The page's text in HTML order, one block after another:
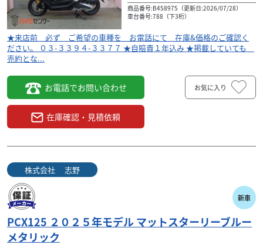
商品番号:B458975（更新日:2026/07/28）
車台番号:788（下3桁）
★来店前 必ず ご希望の車種を お電話にて 在庫&価格のご確認く
ださい。 ０３-３３９４-３３７７ ★自賠責１年込み ★掲載していても
売約とな...
お電話でお問い合わせ
在庫確認・見積依頼
お気に入り
株式会社 志野
新車
PCX125 ２０２５年モデル マットスターリーブルー
メタリック